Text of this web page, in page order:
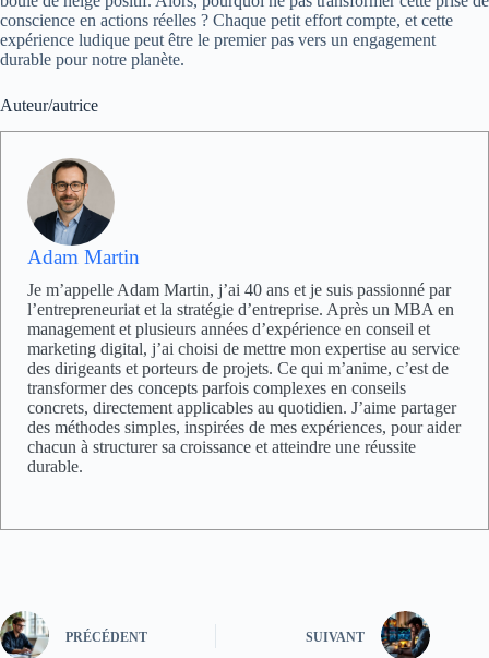
conscience en actions réelles ? Chaque petit effort compte, et cette
expérience ludique peut être le premier pas vers un engagement
durable pour notre planète.
Auteur/autrice
Adam Martin
Je m’appelle Adam Martin, j’ai 40 ans et je suis passionné par
l’entrepreneuriat et la stratégie d’entreprise. Après un MBA en
management et plusieurs années d’expérience en conseil et
marketing digital, j’ai choisi de mettre mon expertise au service
des dirigeants et porteurs de projets. Ce qui m’anime, c’est de
transformer des concepts parfois complexes en conseils
concrets, directement applicables au quotidien. J’aime partager
des méthodes simples, inspirées de mes expériences, pour aider
chacun à structurer sa croissance et atteindre une réussite
durable.
PRÉCÉDENT SUIVANT